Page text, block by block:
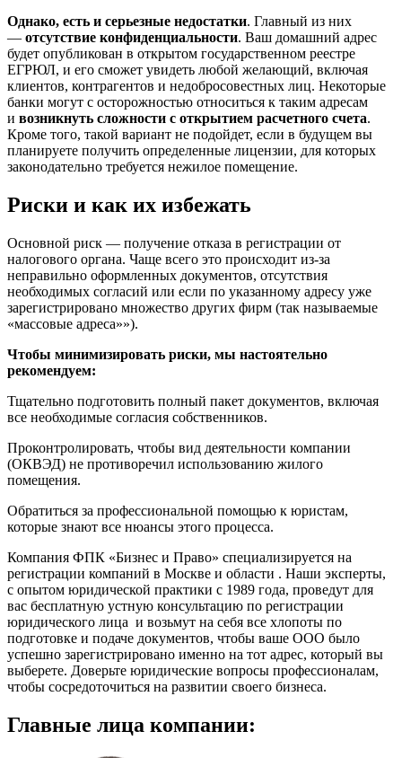
Однако, есть и серьезные недостатки. Главный из них
— отсутствие конфиденциальности. Ваш домашний адрес
будет опубликован в открытом государственном реестре
ЕГРЮЛ, и его сможет увидеть любой желающий, включая
клиентов, контрагентов и недобросовестных лиц. Некоторые
банки могут с осторожностью относиться к таким адресам
и возникнуть сложности с открытием расчетного счета.
Кроме того, такой вариант не подойдет, если в будущем вы
планируете получить определенные лицензии, для которых
законодательно требуется нежилое помещение.
Риски и как их избежать
Основной риск — получение отказа в регистрации от
налогового органа. Чаще всего это происходит из-за
неправильно оформленных документов, отсутствия
необходимых согласий или если по указанному адресу уже
зарегистрировано множество других фирм (так называемые
«массовые адреса»»).
Чтобы минимизировать риски, мы настоятельно
рекомендуем:
Тщательно подготовить полный пакет документов, включая
все необходимые согласия собственников.
Проконтролировать, чтобы вид деятельности компании
(ОКВЭД) не противоречил использованию жилого
помещения.
Обратиться за профессиональной помощью к юристам,
которые знают все нюансы этого процесса.
Компания ФПК «Бизнес и Право» специализируется на
регистрации компаний в Москве и области . Наши эксперты,
с опытом юридической практики с 1989 года, проведут для
вас бесплатную устную консультацию по регистрации
юридического лица и возьмут на себя все хлопоты по
подготовке и подаче документов, чтобы ваше ООО было
успешно зарегистрировано именно на тот адрес, который вы
выберете. Доверьте юридические вопросы профессионалам,
чтобы сосредоточиться на развитии своего бизнеса.
Главные лица компании: